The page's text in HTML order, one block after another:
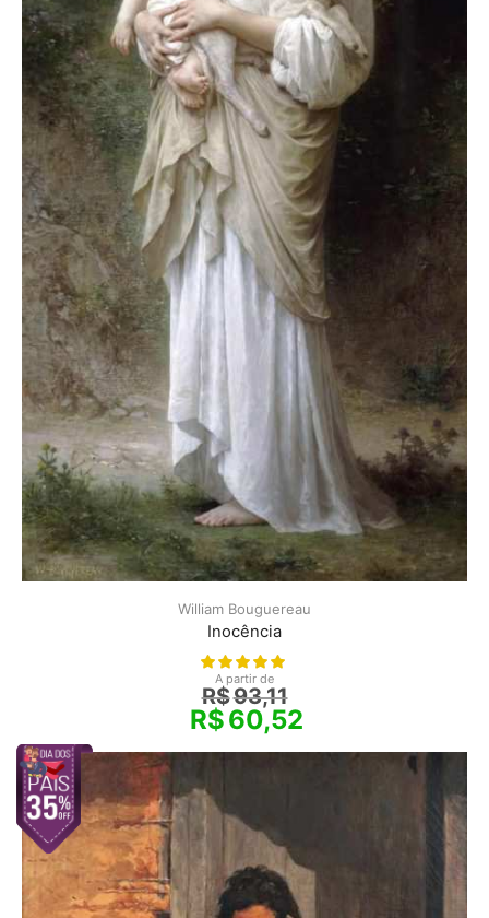
William Bouguereau
Inocência
A partir de
R$93,11
R$60,52